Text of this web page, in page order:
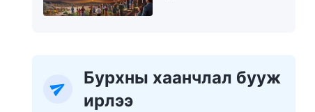
Бурхны хаанчлал бууж
ирлээ